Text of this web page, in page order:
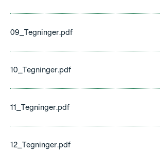
09_Tegninger.pdf
10_Tegninger.pdf
11_Tegninger.pdf
12_Tegninger.pdf